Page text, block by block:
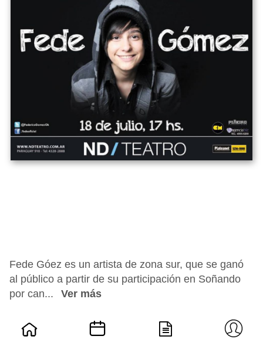
Fede Góez es un artista de zona sur, que se ganó
al público a partir de su participación en Soñando
por can...
Ver más